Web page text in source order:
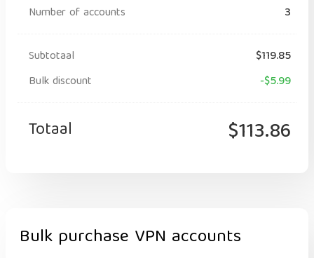
Number of accounts
3
Subtotaal
$119.85
Bulk discount
-$5.99
Totaal $113.86
Bulk purchase VPN accounts